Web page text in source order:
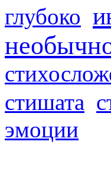
глубоко
стишата
эмоции